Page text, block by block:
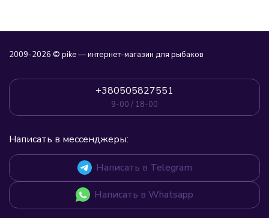
2009-2026 © pike — интернет-магазин для рыбаков
+380505827551
9-00 / 18-00
Написать в мессенджеры:
Написать в Telegram
Написать в Whatsapp